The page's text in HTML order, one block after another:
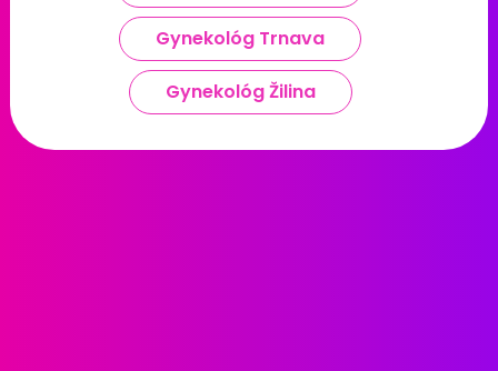
Gynekológ Trnava
Gynekológ Žilina